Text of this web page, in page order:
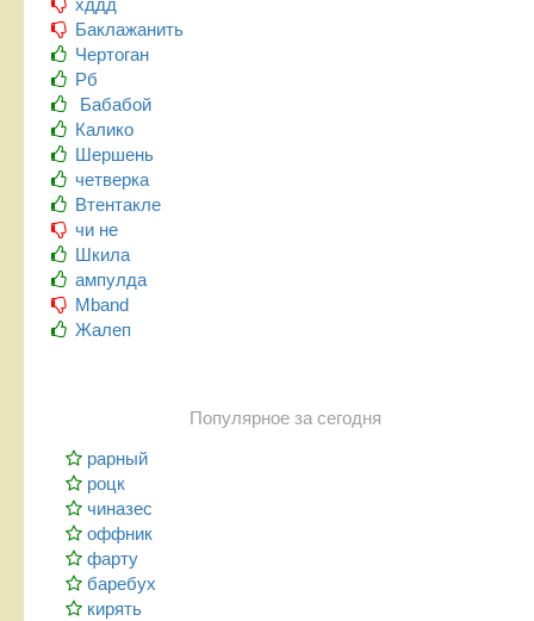
Баклажанить
Чертоган
Рб
Бабабой
Калико
Шершень
четверка
Втентакле
чи не
Шкила
ампулда
Mband
Жалеп
Популярное за сегодня
рарный
роцк
чиназес
оффник
фарту
баребух
кирять